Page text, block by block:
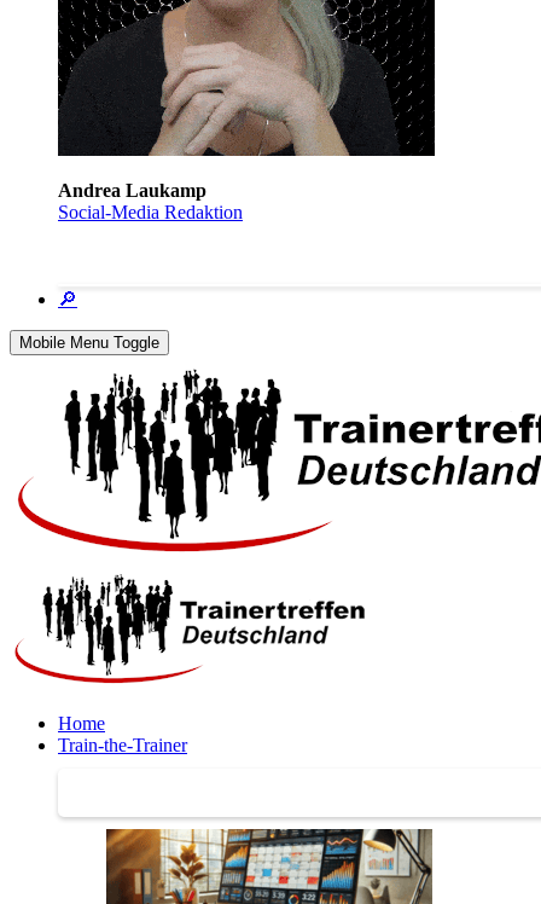
Andrea Laukamp
Social-Media Redaktion
🔎
Mobile Menu Toggle
Home
Train-the-Trainer